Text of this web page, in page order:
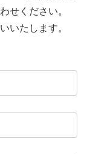
せください。
いたします。